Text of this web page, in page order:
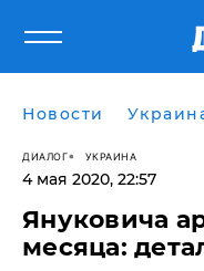
Новости
ДИАЛОГ УКРАИНА
4 мая 2020, 22:57
Януковича
месяца: